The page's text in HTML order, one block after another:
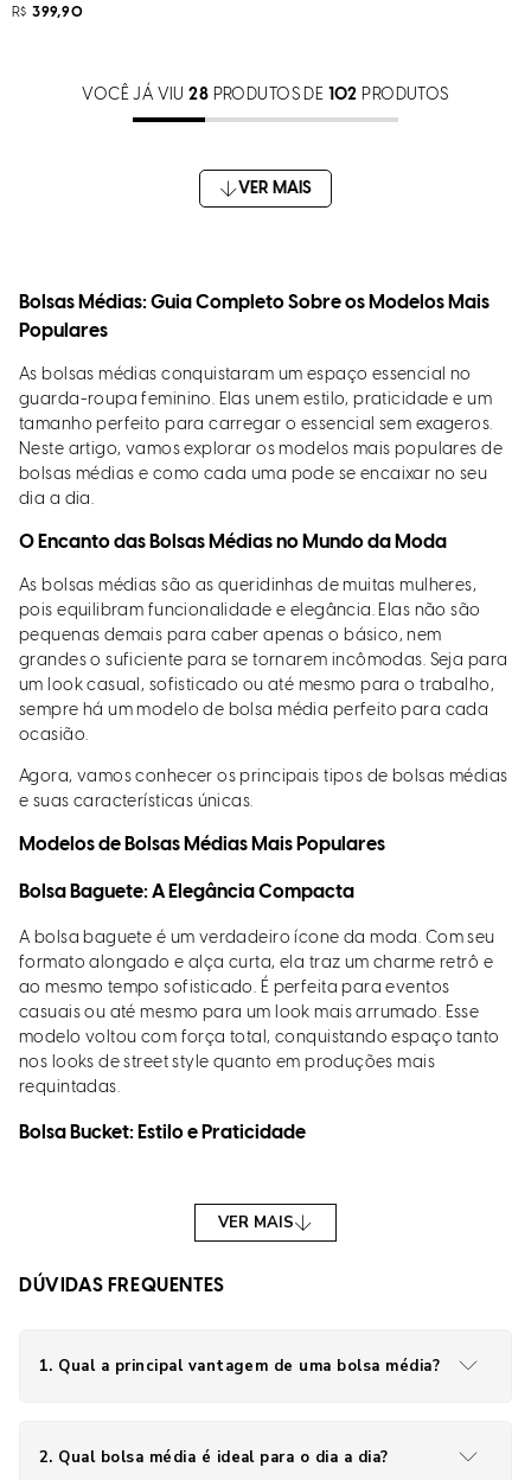
R$ 399,90
VOCÊ JÁ VIU28 PRODUTOS DE 102 PRODUTOS
Bolsas Médias: Guia Completo Sobre os Modelos Mais
Populares
As bolsas médias conquistaram um espaço essencial no
guarda-roupa feminino. Elas unem estilo, praticidade e um
tamanho perfeito para carregar o essencial sem exageros.
Neste artigo, vamos explorar os modelos mais populares de
bolsas médias e como cada uma pode se encaixar no seu
dia a dia.
O Encanto das Bolsas Médias no Mundo da Moda
As bolsas médias são as queridinhas de muitas mulheres,
pois equilibram funcionalidade e elegância. Elas não são
pequenas demais para caber apenas o básico, nem
grandes o suficiente para se tornarem incômodas. Seja para
um look casual, sofisticado ou até mesmo para o trabalho,
sempre há um modelo de bolsa média perfeito para cada
ocasião.
Agora, vamos conhecer os principais tipos de bolsas médias
e suas características únicas.
Modelos de Bolsas Médias Mais Populares
Bolsa Baguete: A Elegância Compacta
A bolsa baguete é um verdadeiro ícone da moda. Com seu
formato alongado e alça curta, ela traz um charme retrô e
ao mesmo tempo sofisticado. É perfeita para eventos
casuais ou até mesmo para um look mais arrumado. Esse
modelo voltou com força total, conquistando espaço tanto
nos looks de street style quanto em produções mais
requintadas.
Bolsa Bucket: Estilo e Praticidade
com sua forma arredondada e fechamento com cordão
ajustável. Esse modelo combina um toque moderno com
carregar um pouco mais de itens no dia a dia sem perder a
projetada para carregar apenas o essencial: celular,
chaves, cartões e batom. O diferencial está nos detalhes –
VER MAIS
DÚVIDAS FREQUENTES
1. Qual a principal vantagem de uma bolsa média?
ser volumosa demais.
2. Qual bolsa média é ideal para o dia a dia?